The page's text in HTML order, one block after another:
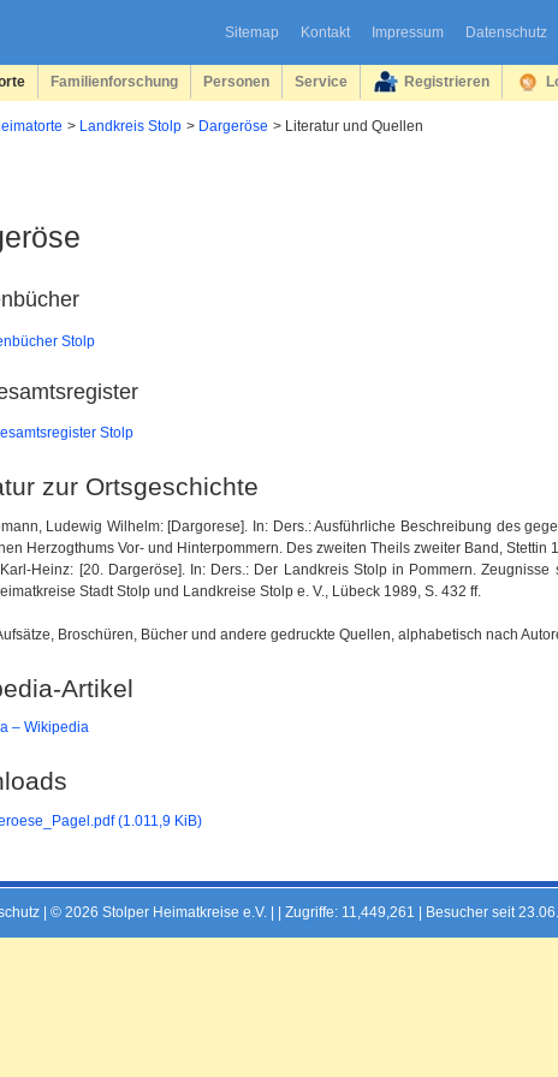
Sitemap Kontakt Impressum Datenschutz
Familienforschung Personen Service Registrieren
Landkreis Stolp Dargeröse Literatur und Quellen
Stolp
Stolp
zur Ortsgeschichte
Ludewig Wilhelm: [Dargorese]. In: Ders.: Ausführliche Beschreibung des
Herzogthums Vor- und Hinterpommern. Des zweiten Theils zweiter Band, Stettin
Heinz: [20. Dargeröse]. In: Ders.: Der Landkreis Stolp in Pommern. Zeugnisse
Stadt Stolp und Landkreise Stolp e. V., Lübeck 1989, S. 432 ff.
Broschüren, Bücher und andere gedruckte Quellen, alphabetisch nach
Artikel
– Wikipedia
(1.011,9 KiB)
| © 2026 Stolper Heimatkreise e.V. | | Zugriffe: 11,449,261 | Besucher seit